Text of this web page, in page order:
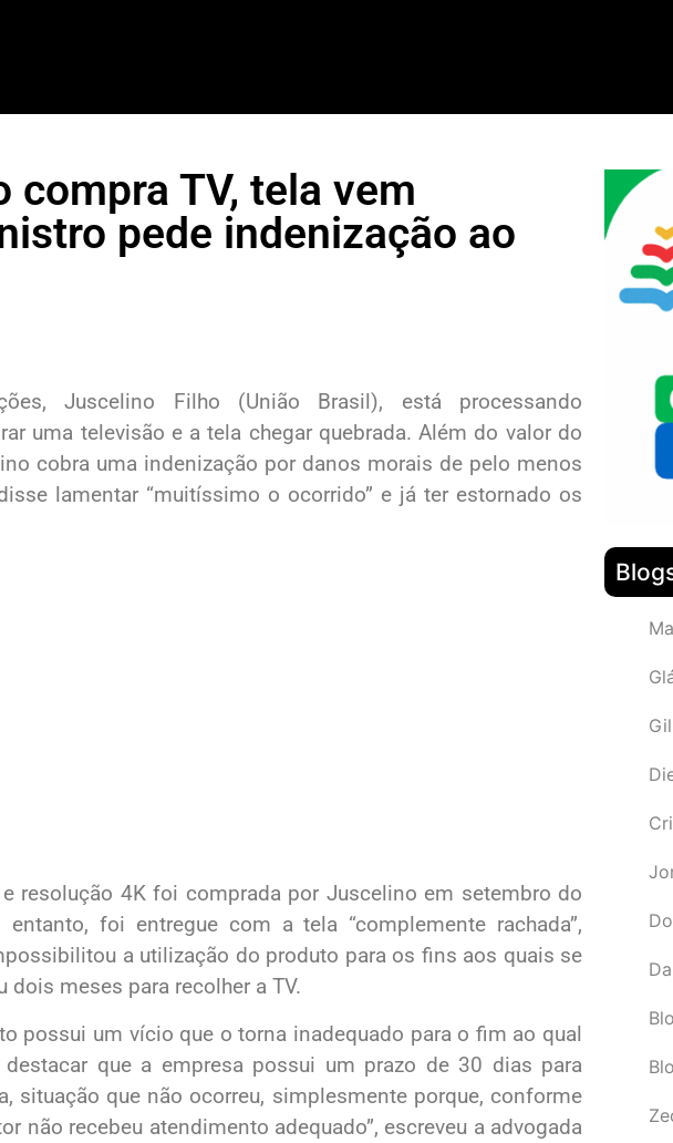
compra TV, tela vem
pede indenização ao
Juscelino Filho (União Brasil), está processando
uma televisão e a tela chegar quebrada. Além do valor do
cobra uma indenização por danos morais de pelo menos
lamentar “muitíssimo o ocorrido” e já ter estornado os
resolução 4K foi comprada por Juscelino em setembro do
foi entregue com a tela “complemente rachada”,
a utilização do produto para os fins aos quais se
dois meses para recolher a TV.
possui um vício que o torna inadequado para o fim ao qual
que a empresa possui um prazo de 30 dias para
situação que não ocorreu, simplesmente porque, conforme
não recebeu atendimento adequado”, escreveu a advogada